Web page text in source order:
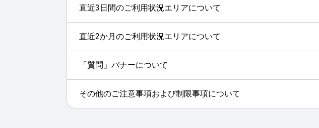
直近3日間のご利用状況エリアについて
直近2か月のご利用状況エリアについて
「質問」バナーについて
その他のご注意事項および制限事項について